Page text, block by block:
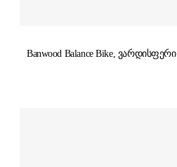
Banwood Balance Bike, ვარდისფერი